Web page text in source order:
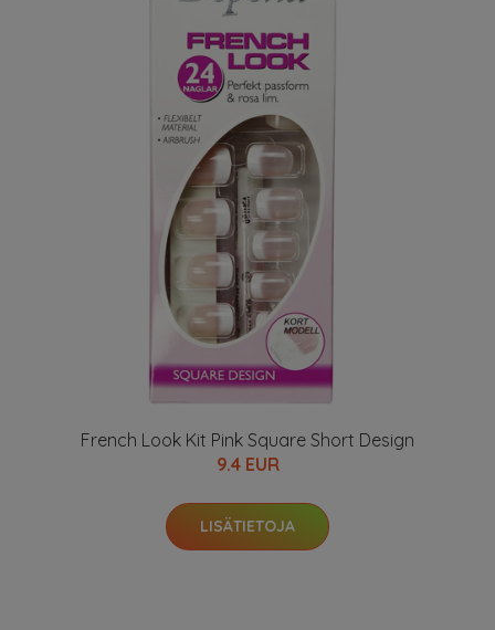
French Look Kit Pink Square Short Design
9.4 EUR
LISÄTIETOJA